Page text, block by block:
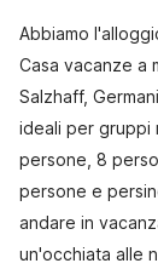
Abbiamo
Casa vacanze a
Salzhaff,
ideali per gruppi
persone, 8
persone e
andare in
un'occhiata alle